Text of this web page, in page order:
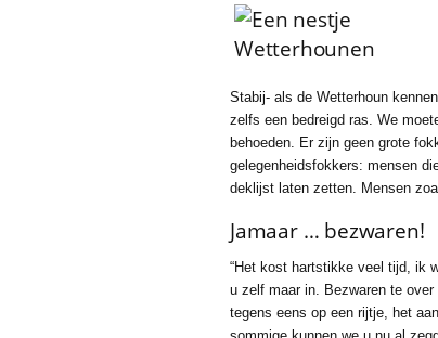
Stabij- als de Wetterhoun
zelfs een bedreigd ras. We
behoeden. Er zijn geen grote
gelegenheidsfokkers: mensen
deklijst laten zetten. Mensen
Jamaar … bezwaren!
“Het kost hartstikke veel tijd, ik
u zelf maar in. Bezwaren te
tegens eens op een rijtje, het